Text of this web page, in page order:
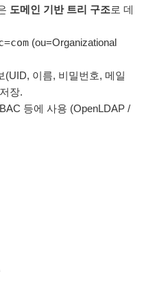
도메인 기반 트리 구조로 데
(ou=Organizational
(UID, 이름, 비밀번호, 메일
장.
등에 사용 (OpenLDAP /